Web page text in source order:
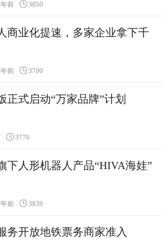
前 3850
商业化提速，多家企业拿下千
前 3700
正式启动“万家品牌”计划
3776
下人形机器人产品“HIVA海娃”
前 3839
务开放地铁票务商家准入